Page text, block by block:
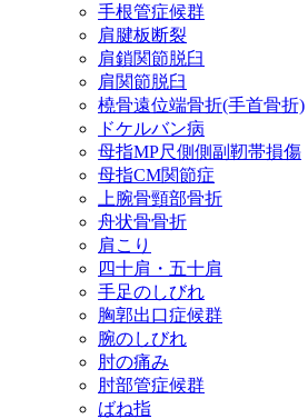
手根管症候群
肩腱板断裂
肩鎖関節脱臼
肩関節脱臼
橈骨遠位端骨折(手首骨折)
ドケルバン病
母指MP尺側側副靭帯損傷
母指CM関節症
上腕骨頸部骨折
舟状骨骨折
肩こり
四十肩・五十肩
手足のしびれ
胸郭出口症候群
腕のしびれ
肘の痛み
肘部管症候群
ばね指